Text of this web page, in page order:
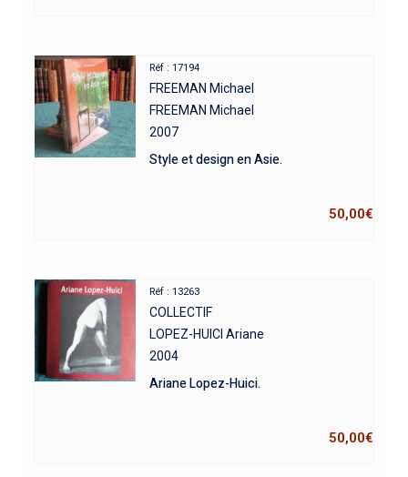
Réf : 17194
FREEMAN Michael
FREEMAN Michael
2007
Style et design en Asie.
50,00€
Réf : 13263
COLLECTIF
LOPEZ-HUICI Ariane
2004
Ariane Lopez-Huici.
50,00€